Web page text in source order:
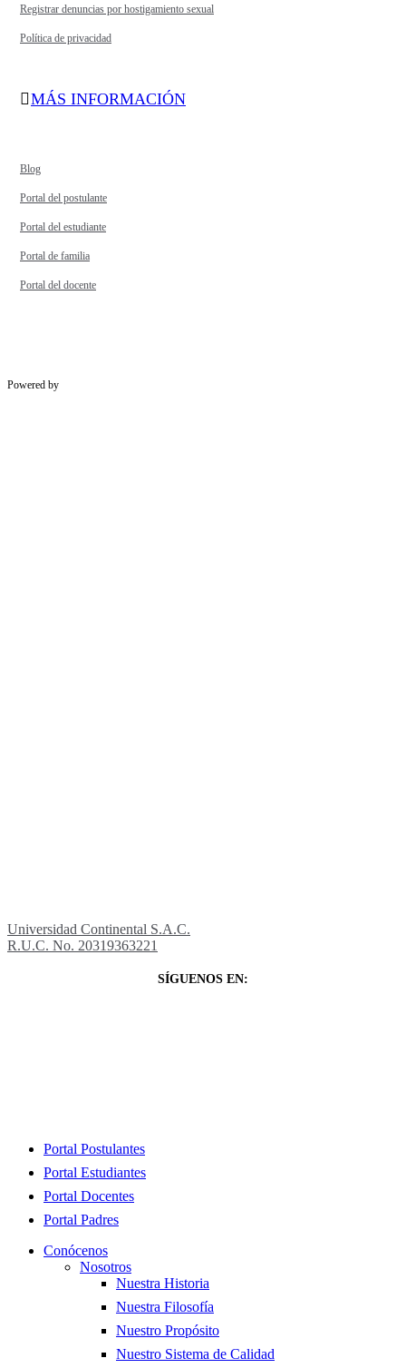
Registrar denuncias por hostigamiento sexual
Política de privacidad
MÁS INFORMACIÓN
Blog
Portal del postulante
Portal del estudiante
Portal de familia
Portal del docente
Powered by
Universidad Continental S.A.C.
R.U.C. No. 20319363221
SÍGUENOS EN:
Close
Portal Postulantes
Portal Estudiantes
Portal Docentes
Portal Padres
Conócenos
Nosotros
Nuestra Historia
Nuestra Filosofía
Nuestro Propósito
Nuestro Sistema de Calidad